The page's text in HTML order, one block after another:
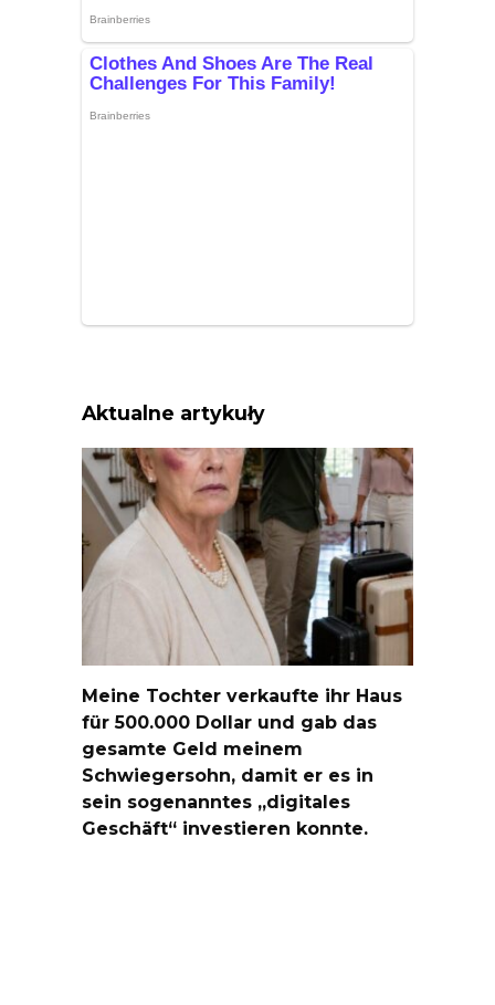
Aktualne artykuły
Meine Tochter verkaufte ihr Haus
für 500.000 Dollar und gab das
gesamte Geld meinem
Schwiegersohn, damit er es in
sein sogenanntes „digitales
Geschäft“ investieren konnte.